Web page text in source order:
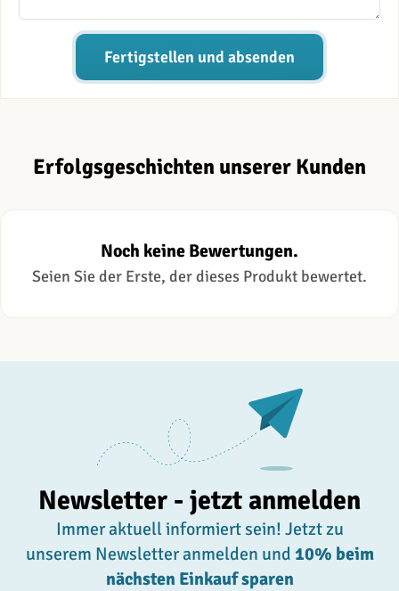
Fertigstellen und absenden
Erfolgsgeschichten unserer Kunden
Noch keine Bewertungen.
Seien Sie der Erste, der dieses Produkt bewertet.
Newsletter - jetzt anmelden
Immer aktuell informiert sein! Jetzt zu
unserem Newsletter anmelden und 10% beim
nächsten Einkauf sparen